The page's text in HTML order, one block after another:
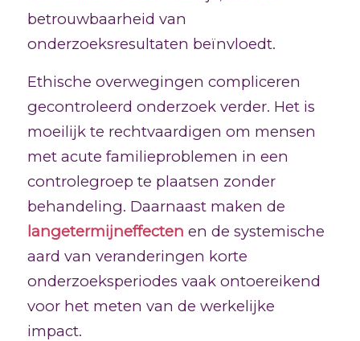
betrouwbaarheid van
onderzoeksresultaten beïnvloedt.
Ethische overwegingen compliceren
gecontroleerd onderzoek verder. Het is
moeilijk te rechtvaardigen om mensen
met acute familieproblemen in een
controlegroep te plaatsen zonder
behandeling. Daarnaast maken de
langetermijneffecten en de systemische
aard van veranderingen korte
onderzoeksperiodes vaak ontoereikend
voor het meten van de werkelijke
impact.